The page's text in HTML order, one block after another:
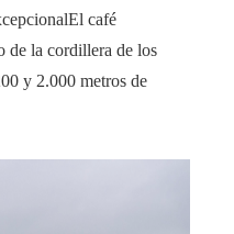
café
de la cordillera de los
y 2.000 metros de